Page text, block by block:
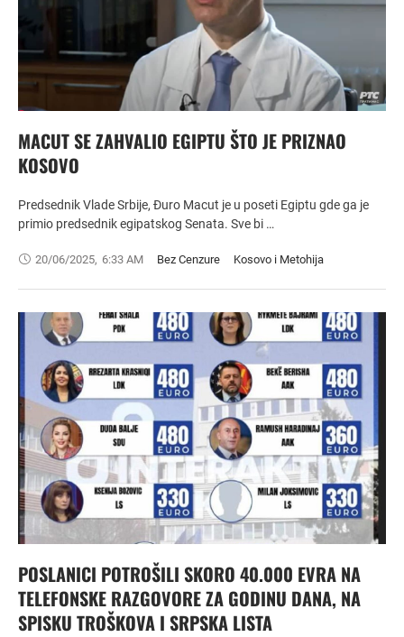
MACUT SE ZAHVALIO EGIPTU ŠTO JE PRIZNAO
KOSOVO
Predsednik Vlade Srbije, Đuro Macut je u poseti Egiptu gde ga je
primio predsednik egipatskog Senata. Sve bi …
20/06/2025, 6:33 AM Bez Cenzure Kosovo i Metohija
POSLANICI POTROŠILI SKORO 40.000 EVRA NA
TELEFONSKE RAZGOVORE ZA GODINU DANA, NA
SPISKU TROŠKOVA I SRPSKA LISTA